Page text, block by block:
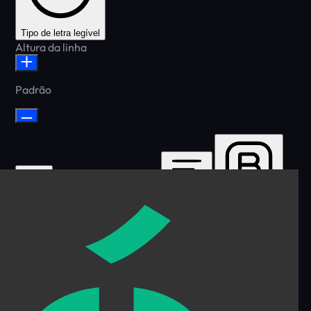
Tipo de letra legível
Altura da linha
Padrão